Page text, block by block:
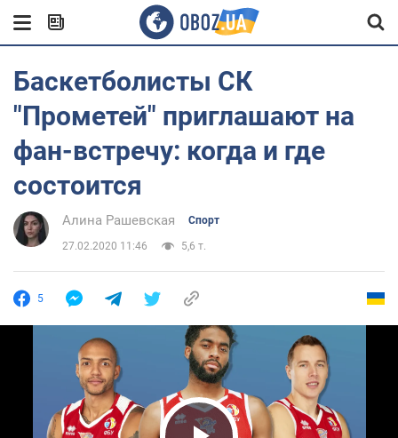
Баскетболисты СК
"Прометей" приглашают на
фан-встречу: когда и где
состоится
Алина Рашевская Спорт
27.02.2020 11:46 5,6 т.
5